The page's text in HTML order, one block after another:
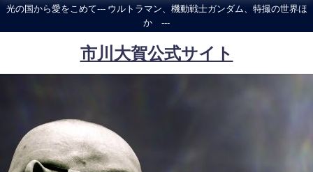
光の国から愛をこめて--- ウルトラマン、機動戦士ガンダム、特撮の世界ほ
か ---
市川大賀公式サイト